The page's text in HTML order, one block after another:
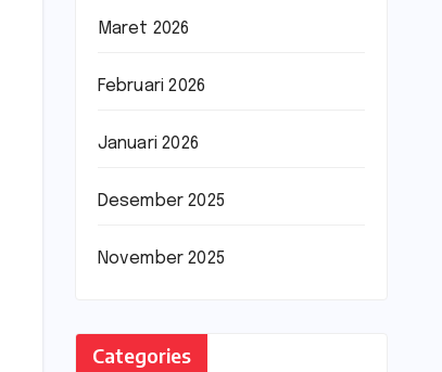
Maret 2026
Februari 2026
Januari 2026
Desember 2025
November 2025
Categories